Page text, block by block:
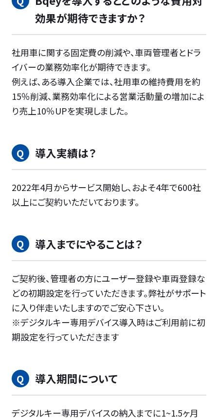
効果が期待できますか？
社用車に関する固定費の削減や、車両管理者とドラ
イバーの業務効率化が期待できます。
例えば、ある導入企業では、社用車の維持費用を約
15％削減、業務効率化による営業活動量の増加によ
り売上10％UPを実現しました。
導入実績は？
2022年4月からサービス開始し、およそ4年で600社
以上にご契約いただいております。
導入までにやることは？
ご契約後、管理者の方にユーザー登録や車両登録な
どの初期設定を行っていただきます。弊社がサポート
に入り伴走いたしますのでご安心下さい。
※デジタルキー専用デバイス導入時はご利用前に初
期設定を行っていただきます
導入期間について
デジタルキー専用デバイスの納入までに1~1.5ヶ月